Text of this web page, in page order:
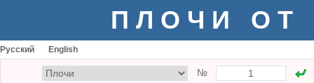
ПЛОЧИ ОТ
Русский English
№